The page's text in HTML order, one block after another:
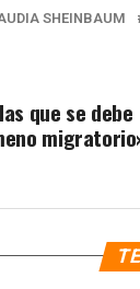
SHEINBAUM
que se debe